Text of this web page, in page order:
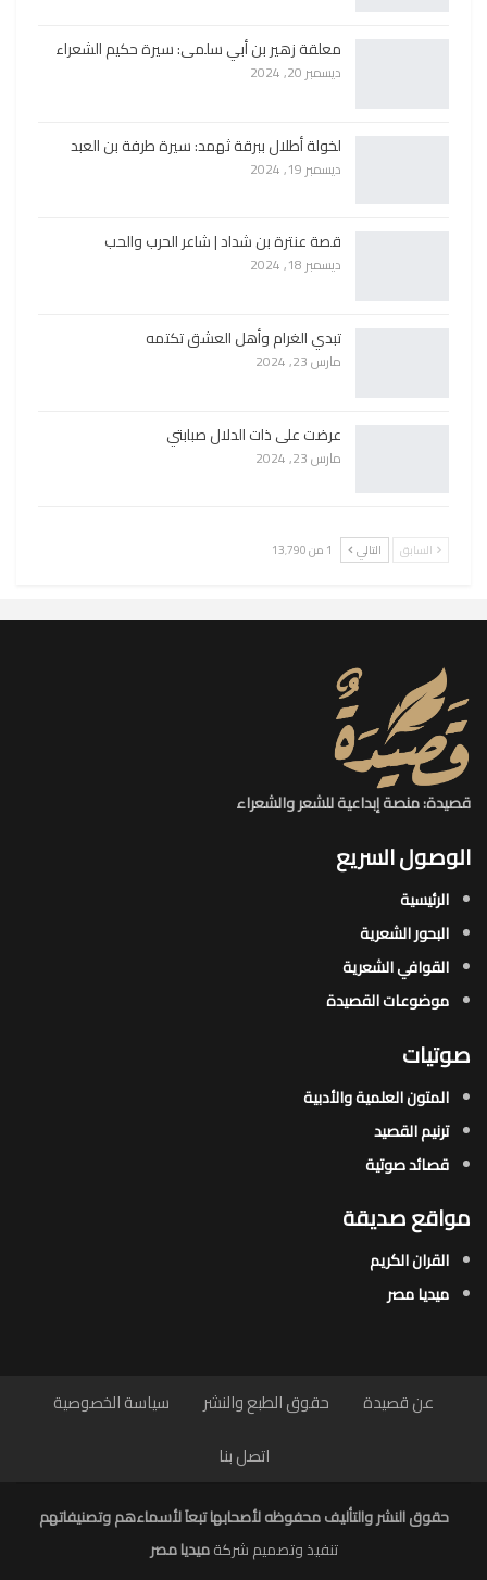
معلقة زهير بن أبي سلمى: سيرة حكيم الشعراء
ديسمبر 20, 2024
لخولة أطلال ببرقة ثهمد: سيرة طرفة بن العبد
ديسمبر 19, 2024
قصة عنترة بن شداد | شاعر الحرب والحب
ديسمبر 18, 2024
تبدي الغرام وأهل العشق تكتمه
مارس 23, 2024
عرضت على ذات الدلال صبابتي
مارس 23, 2024
السابق التالي 1 من 13٬790
قصيدة: منصة إبداعية للشعر والشعراء
الوصول السريع
الرئيسية
البحور الشعرية​
القوافي الشعرية​
موضوعات القصيدة​
صوتيات
المتون العلمية والأدبية
ترنيم القصيد
قصائد صوتية
مواقع صديقة
القران الكريم
ميديا مصر
عن قصيدة حقوق الطبع والنشر
سياسة الخصوصية
اتصل بنا
حقوق النشر والتأليف محفوظه لأصحابها تبعاَ لأسماءهم وتصنيفاتهم
تنفيذ وتصميم شركةميديا مصر